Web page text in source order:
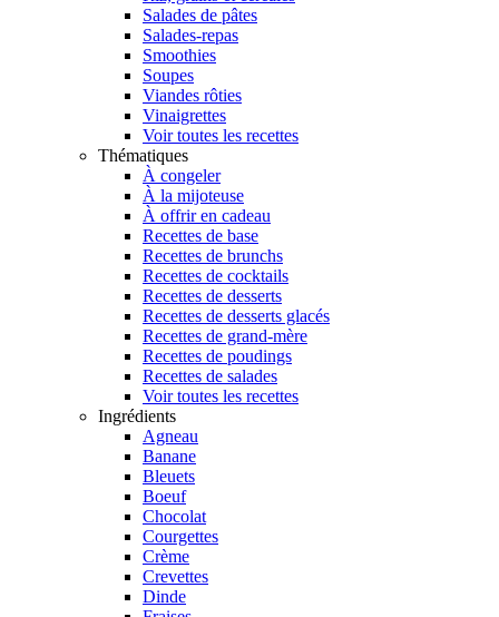
Salades de pâtes
Salades-repas
Smoothies
Soupes
Viandes rôties
Vinaigrettes
Voir toutes les recettes
Thématiques
À congeler
À la mijoteuse
À offrir en cadeau
Recettes de base
Recettes de brunchs
Recettes de cocktails
Recettes de desserts
Recettes de desserts glacés
Recettes de grand-mère
Recettes de poudings
Recettes de salades
Voir toutes les recettes
Ingrédients
Agneau
Banane
Bleuets
Boeuf
Chocolat
Courgettes
Crème
Crevettes
Dinde